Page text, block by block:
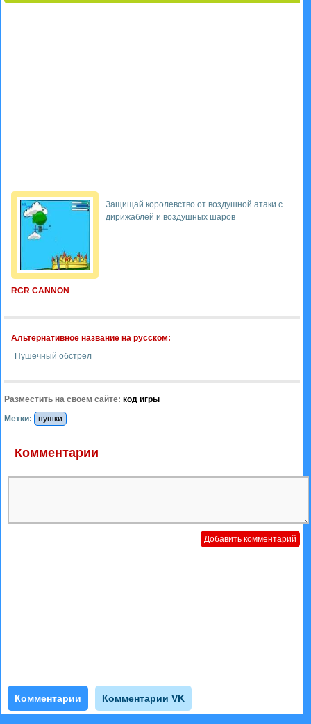
RCR CANNON
Защищай королевство от воздушной атаки с
дирижаблей и воздушных шаров
Альтернативное название на русском:
Пушечный обстрел
Разместить на своем сайте: код игры
Метки:
пушки
Комментарии
Комментарии Комментарии VK